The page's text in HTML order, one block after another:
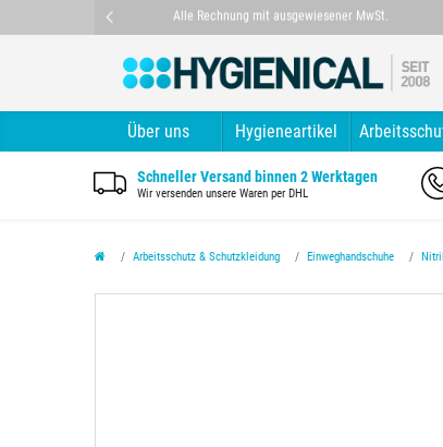
Alle Rechnung mit ausgewiesener MwSt.
Über uns Hygieneartikel
Schneller Versand binnen 2 Werktagen
Wir versenden unsere Waren per DHL
Arbeitsschutz & Schutzkleidung Einweghandschuhe